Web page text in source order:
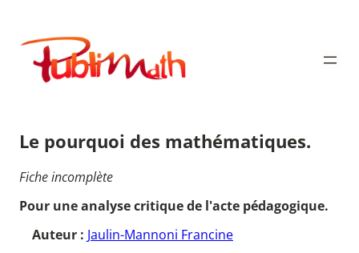
contenu
Publimath
Le pourquoi des mathématiques.
Fiche incomplète
Pour une analyse critique de l'acte pédagogique.
Auteur : Jaulin-Mannoni Francine